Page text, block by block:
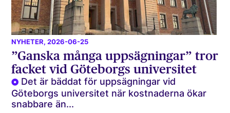
NYHETER, 2026-06-25
”Ganska många uppsägningar” tror
facket vid Göteborgs universitet
Det är bäddat för uppsägningar vid
Göteborgs universitet när kostnaderna ökar
snabbare än...